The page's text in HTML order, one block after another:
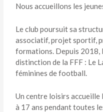
Nous accueillons les
Le club poursuit sa
associatif, projet sportif,
formations. Depuis 2018,
distinction de la FFF : Le
féminines de football.
Un centre loisirs accueille
à 17 ans pendant toutes